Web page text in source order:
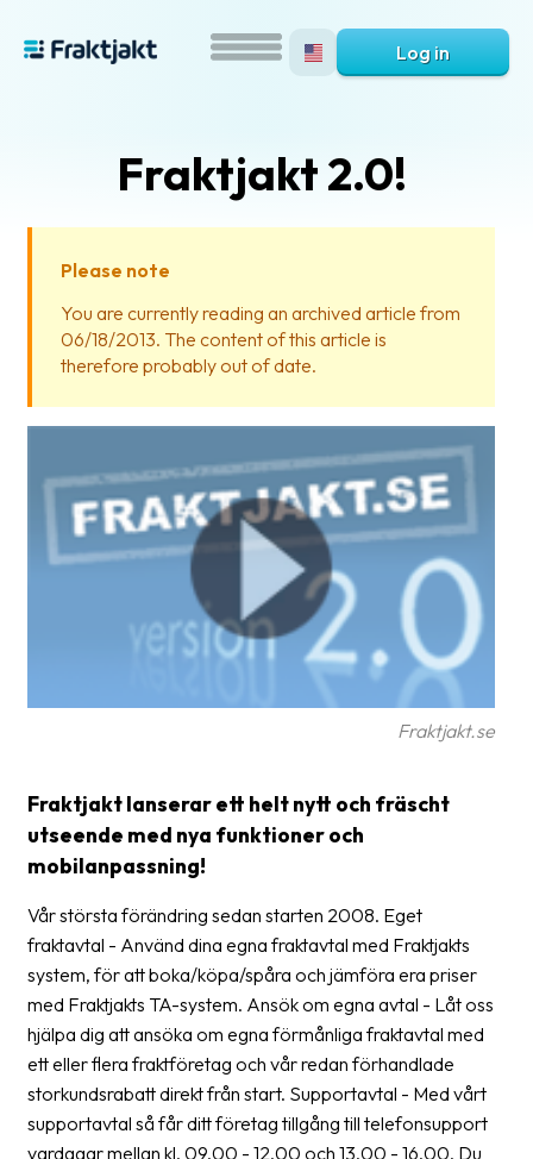
What
FAQ
Glossary
Shipping
Customs
declarations
terms
Pickups
Manuals
Downloads
Barcode
scanner
Log in
Fraktjakt 2.0!
Please note
You are currently reading an archived article from
06/18/2013. The content of this article is
therefore probably out of date.
Fraktjakt.se
Fraktjakt lanserar ett helt nytt och fräscht
utseende med nya funktioner och
mobilanpassning!
Vår största förändring sedan starten 2008. Eget
fraktavtal - Använd dina egna fraktavtal med Fraktjakts
system, för att boka/köpa/spåra och jämföra era priser
med Fraktjakts TA-system. Ansök om egna avtal - Låt oss
hjälpa dig att ansöka om egna förmånliga fraktavtal med
ett eller flera fraktföretag och vår redan förhandlade
storkundsrabatt direkt från start. Supportavtal - Med vårt
supportavtal så får ditt företag tillgång till telefonsupport
vardagar mellan kl. 09.00 - 12.00 och 13.00 - 16.00. Du